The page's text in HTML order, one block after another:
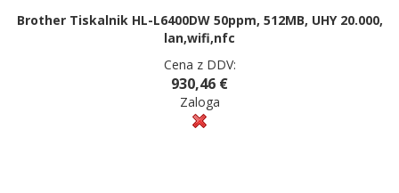
Brother Tiskalnik HL-L6400DW 50ppm, 512MB, UHY 20.000,
lan,wifi,nfc
Cena z DDV:
930,46 €
Zaloga